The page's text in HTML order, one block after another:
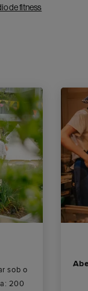
de fitness
sob o
200